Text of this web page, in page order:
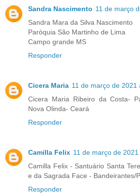
Sandra Nascimento 11 de março
Sandra Mara da Silva Nascimento
Paróquia São Martinho de Lima
Campo grande MS
Responder
Cicera Maria 11 de março de 2021
Cicera Maria Ribeiro da Costa-
Nova Olinda- Ceará
Responder
Camilla Felix 11 de março de
Camilla Felix - Santuário Santa
e da Sagrada Face - Bandeirantes/
Responder